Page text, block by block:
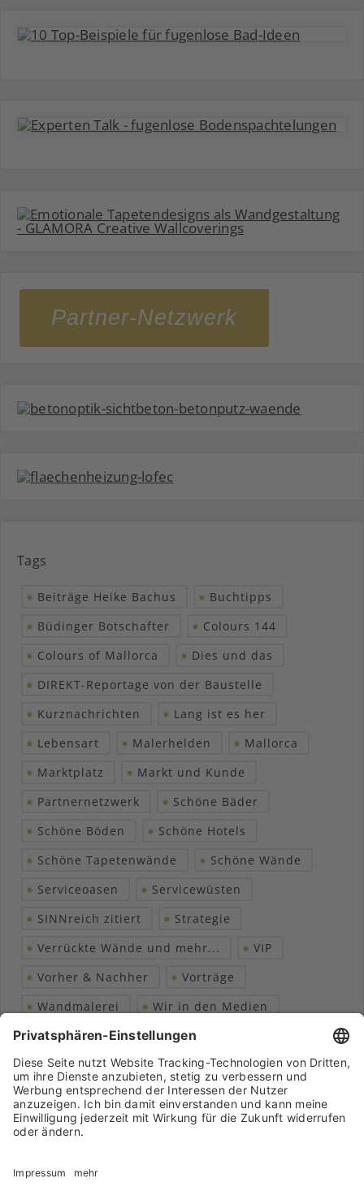
Partner-Netzwerk
Tags
Beiträge Heike Bachus
Buchtipps
Büdinger Botschafter
Colours 144
Colours of Mallorca
Dies und das
DIREKT-Reportage von der Baustelle
Kurznachrichten
Lang ist es her
Lebensart
Malerhelden
Mallorca
Marktplatz
Markt und Kunde
Partnernetzwerk
Schöne Bäder
Schöne Böden
Schöne Hotels
Schöne Tapetenwände
Schöne Wände
Serviceoasen
Servicewüsten
SINNreich zitiert
Strategie
Verrückte Wände und mehr...
VIP
Vorher & Nachher
Vorträge
Wandmalerei
Wir in den Medien
Wohngesundheit
Markenpartner